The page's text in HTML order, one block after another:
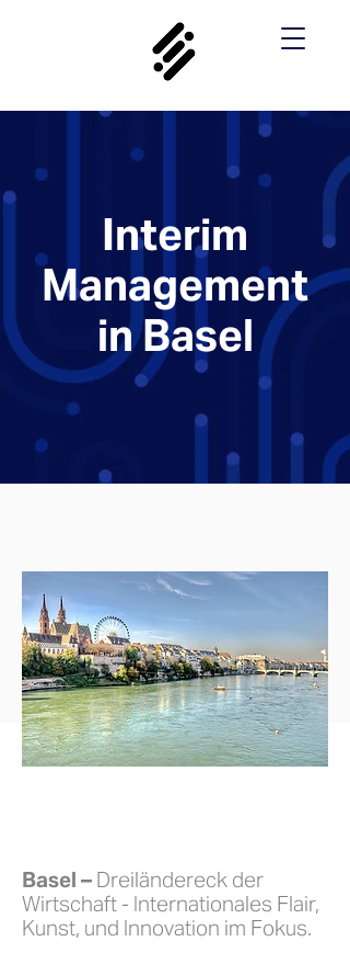
Interim
Management
in Basel
Basel – Dreiländereck der
Wirtschaft - Internationales Flair,
Kunst, und Innovation im Fokus.